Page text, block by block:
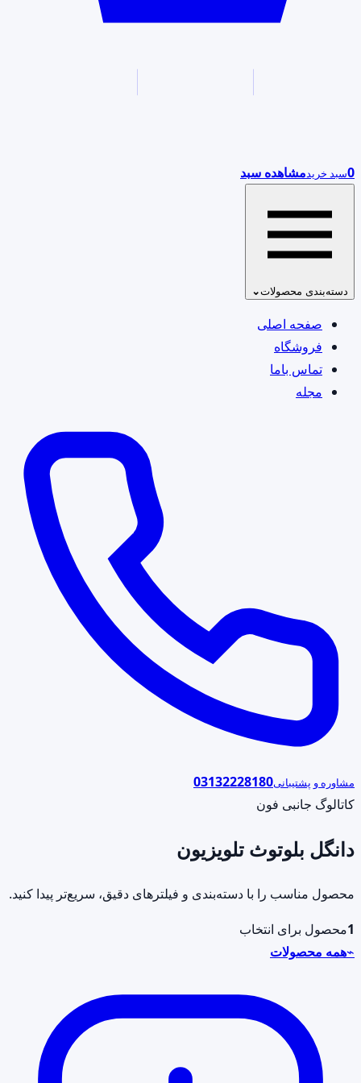
0سبد خریدمشاهده سبد
دسته‌بندی محصولات⌄
صفحه اصلی
فروشگاه
تماس باما
مجله
مشاوره و پشتیبانی03132228180
کاتالوگ جانبی فون
دانگل بلوتوث تلویزیون
محصول مناسب را با دسته‌بندی و فیلترهای دقیق، سریع‌تر پیدا کنید.
1محصول برای انتخاب
⌁همه محصولات